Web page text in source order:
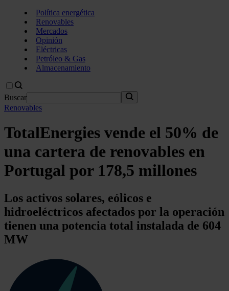
Política energética
Renovables
Mercados
Opinión
Eléctricas
Petróleo & Gas
Almacenamiento
Buscar
Renovables
TotalEnergies vende el 50% de
una cartera de renovables en
Portugal por 178,5 millones
Los activos solares, eólicos e
hidroeléctricos afectados por la operación
tienen una potencia total instalada de 604
MW